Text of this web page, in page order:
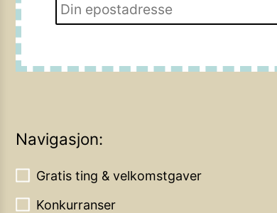
Navigasjon:
Gratis ting & velkomstgaver
Konkurranser